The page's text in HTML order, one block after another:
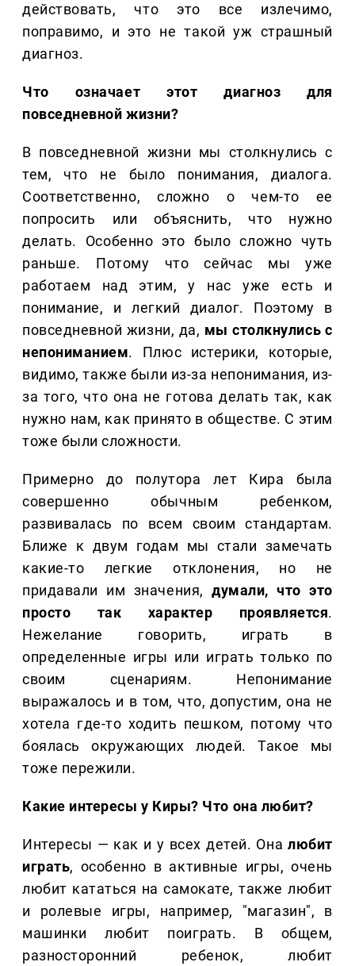
действовать, что это все излечимо,
поправимо, и это не такой уж страшный
диагноз.
Что означает этот диагноз для
повседневной жизни?
В повседневной жизни мы столкнулись с
тем, что не было понимания, диалога.
Соответственно, сложно о чем-то ее
попросить или объяснить, что нужно
делать. Особенно это было сложно чуть
раньше. Потому что сейчас мы уже
работаем над этим, у нас уже есть и
понимание, и легкий диалог. Поэтому в
повседневной жизни, да, мы столкнулись с
непониманием. Плюс истерики, которые,
видимо, также были из-за непонимания, из-
за того, что она не готова делать так, как
нужно нам, как принято в обществе. С этим
тоже были сложности.
Примерно до полутора лет Кира была
совершенно обычным ребенком,
развивалась по всем своим стандартам.
Ближе к двум годам мы стали замечать
какие-то легкие отклонения, но не
придавали им значения,думали, что это
просто так характер проявляется.
Нежелание говорить, играть в
определенные игры или играть только по
своим сценариям. Непонимание
выражалось и в том, что, допустим, она не
хотела где-то ходить пешком, потому что
боялась окружающих людей. Такое мы
тоже пережили.
Какие интересы у Киры? Что она любит?
Интересы — как и у всех детей. Оналюбит
играть, особенно в активные игры, очень
любит кататься на самокате, также любит
и ролевые игры, например, "магазин", в
машинки любит поиграть. В общем,
разносторонний ребенок, любит